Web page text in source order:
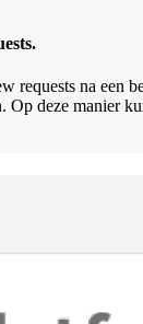
na een
deze manier